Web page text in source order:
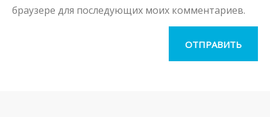
браузере для последующих моих комментариев.